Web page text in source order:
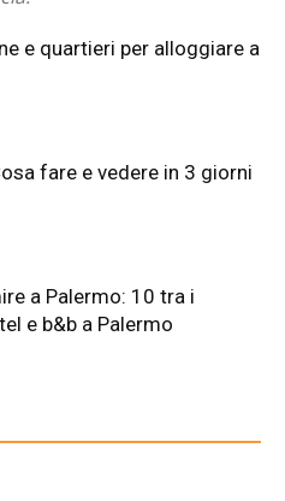
e quartieri per alloggiare a
fare e vedere in 3 giorni
a Palermo: 10 tra i
e b&b a Palermo